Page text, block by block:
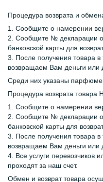
Процедура возврата и
1. Сообщите о намерении
2. Сообщите № декларации
банковской карты для
3. После получения товара
возвращаем Вам деньги или
Среди них указаны
Процедура возврата товара
1. Сообщите о намерении
2. Сообщите № декларации
банковской карты для
3. После получения товара
возвращаем Вам деньги или
4. Все услуги перевозчиков
проходят за наш счет.
Обмен и возврат товара